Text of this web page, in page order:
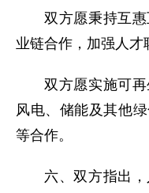
双方愿秉持互
业链合作，加强人才
双方愿实施可再
风电、储能及其他
等合作。
六、双方指出